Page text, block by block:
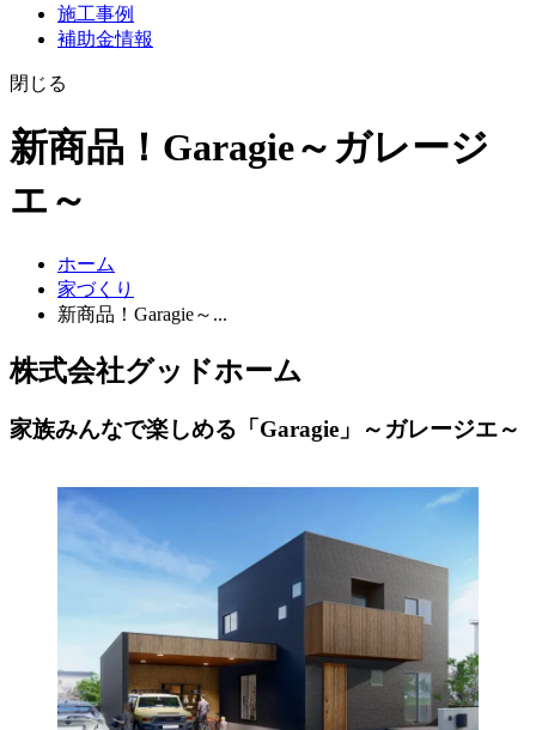
施工事例
補助金情報
閉じる
新商品！Garagie～ガレージ
エ～
ホーム
家づくり
新商品！Garagie～...
株式会社グッドホーム
家族みんなで楽しめる「Garagie」～ガレージエ～